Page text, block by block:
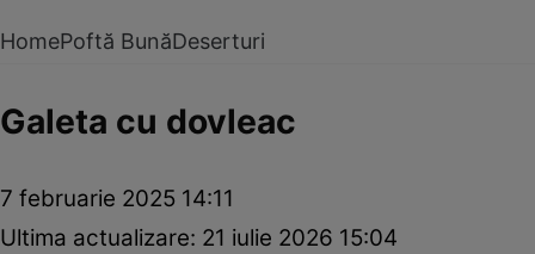
HomePoftă BunăDeserturi
Galeta cu dovleac
7 februarie 2025 14:11
Ultima actualizare: 21 iulie 2026 15:04